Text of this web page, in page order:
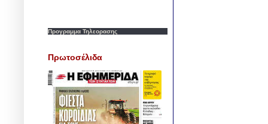
Προγραμμα Τηλεορασης
Πρωτοσέλιδα